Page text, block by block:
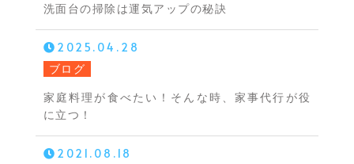
洗面台の掃除は運気アップの秘訣
2025.04.28
ブログ
家庭料理が食べたい！そんな時、家事代行が役
に立つ！
2021.08.18